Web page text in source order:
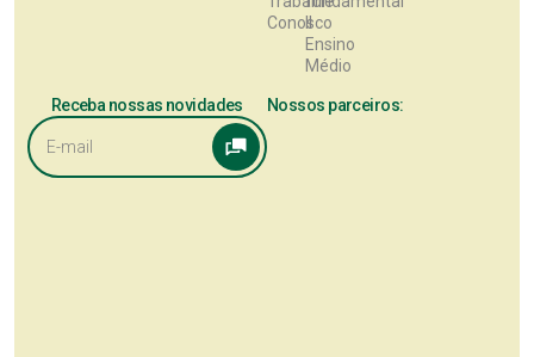
Conosco
II
Ensino
Médio
Receba nossas novidades Nossos parceiros: